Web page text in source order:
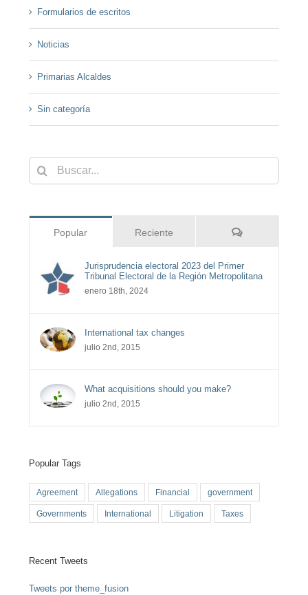
Formularios de escritos
Noticias
Primarias Alcaldes
Sin categoría
Buscar:
Popular Reciente Comentarios
Jurisprudencia electoral 2023 del Primer
Tribunal Electoral de la Región Metropolitana
enero 18th, 2024
International tax changes
julio 2nd, 2015
What acquisitions should you make?
julio 2nd, 2015
Popular Tags
Agreement Allegations Financial government
Governments International Litigation Taxes
Recent Tweets
Tweets por theme_fusion